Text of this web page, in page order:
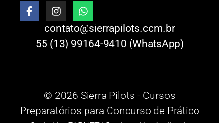
contato@sierrapilots.com.br
55 (13) 99164-9410 (WhatsApp)
© 2026 Sierra Pilots - Cursos
Preparatórios para Concurso de Prático